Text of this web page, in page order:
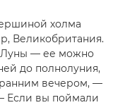
холма
Великобритания.
Луны — ее можно
до полнолуния,
ранним вечером, —
Если вы поймали